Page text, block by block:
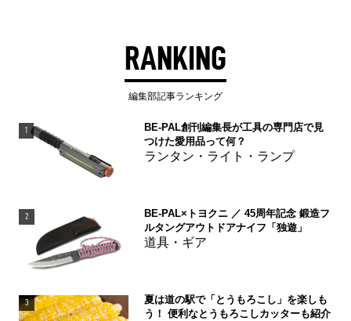
RANKING
編集部記事ランキング
1
BE-PAL創刊編集長が工具の専門店で見
つけた愛用品って何？
ランタン・ライト・ランプ
2
BE-PAL×トヨクニ ／ 45周年記念 鍛造フ
ルタングアウトドアナイフ「独遊」
道具・ギア
3
夏は道の駅で「とうもろこし」を楽しも
う！ 便利なとうもろこしカッターも紹介